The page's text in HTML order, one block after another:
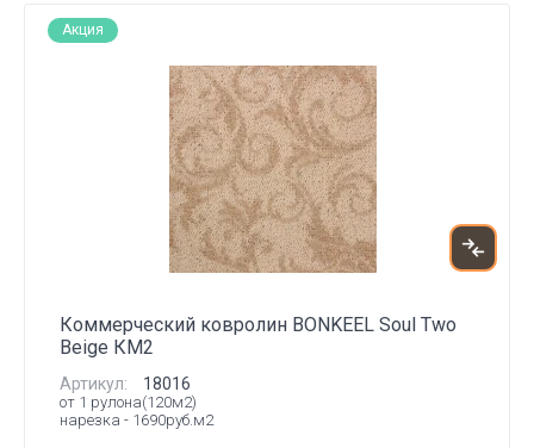
Акция
Коммерческий ковролин BONKEEL Soul Two
Beige КМ2
Артикул: 18016
от 1 рулона(120м2)
нарезка - 1690руб.м2